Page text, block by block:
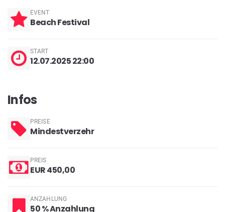
EVENT
Beach Festival
START
12.07.2025 22:00
Infos
PREISE
Mindestverzehr
PREIS
EUR 450,00
ANZAHLUNG
50 % Anzahlung